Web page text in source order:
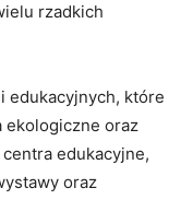
rzadkich
edukacyjnych, które
⁣ekologiczne oraz
edukacyjne,
⁤oraz